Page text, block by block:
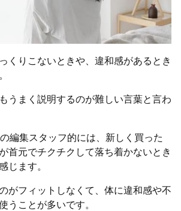
くりこないときや、違和感があるとき
うまく説明するのが難しい言葉と言わ
編集スタッフ的には、新しく買った
首元でチクチクして落ち着かないとき
ます。
がフィットしなくて、体に違和感や不
うことが多いです。